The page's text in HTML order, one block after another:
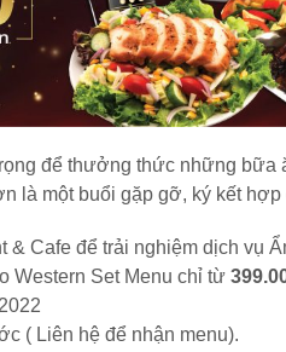
để thưởng thức những bữa
là một buổi gặp gỡ, ký kết
Cafe để trải nghiệm dịch vụ
Western Set Menu chỉ từ
( Liên hệ để nhận menu).